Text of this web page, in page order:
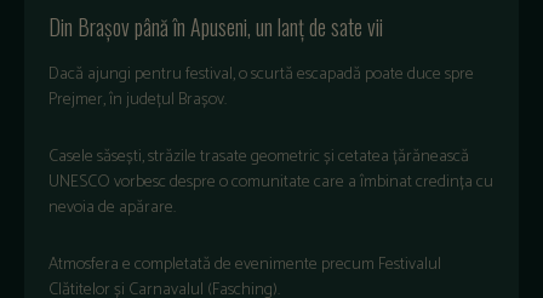
Din Brașovpânăîn Apuseni,unlanțde sate vii
Dacă ajungi pentrufestival, oscurtăescapadă poateducespre
Prejmer,înjudețul Brașov.
Caselesăsești,străziletrasategeometricșicetateațărănească
UNESCOvorbescdespreocomunitatecare aîmbinatcredințacu
nevoiade apărare.
Atmosferaecompletatădeevenimente precum Festivalul
Clătitelorși Carnavalul (Fasching).